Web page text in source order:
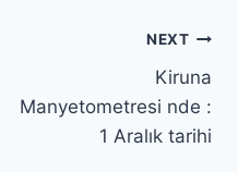
NEXT
Kiruna
Manyetometresi nde :
1 Aralık tarihi